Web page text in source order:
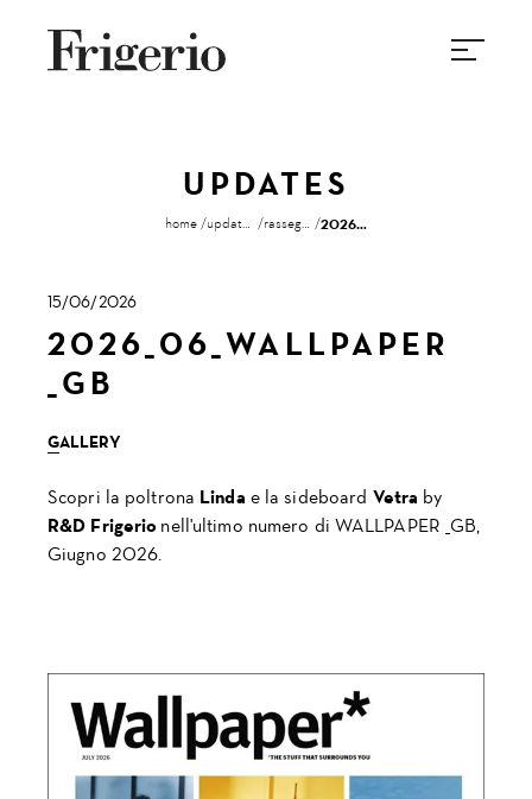
UPDATES
home updates rassegna stampa 2026_06_wallpaper _gb
15/06/2026
2026_06_WALLPAPER
_GB
GALLERY
Scopri la poltrona Linda e la sideboard Vetra by
R&D Frigerio nell'ultimo numero di WALLPAPER _GB,
Giugno 2026.